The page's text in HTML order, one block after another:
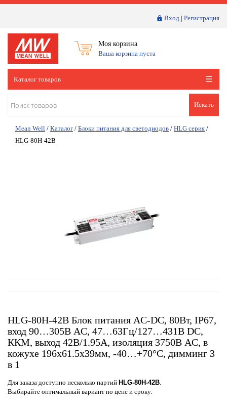
Вход | Регистрация
Моя корзина
Ваша корзина пуста
Каталог товаров
Искать
Mean Well / Каталог / Блоки питания для светодиодов / HLG серия /
HLG-80H-42B
HLG-80H-42B Блок питания AC-DC, 80Вт, IP67,
вход 90…305В AC, 47…63Гц/127…431В DC,
ККМ, выход 42В/1.95А, изоляция 3750В AC, в
кожухе 196х61.5х39мм, -40…+70°С, димминг 3
в 1
Для заказа доступно несколько партий HLG-80H-42B
Выбирайте оптимальный вариант по цене и сроку.